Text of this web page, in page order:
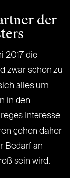
der
2017 die
zwar schon zu
alles um
in den
Interesse
gehen daher
Bedarf an
sein wird.